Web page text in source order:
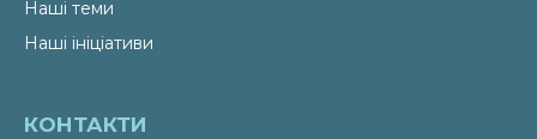
Наші теми
Наші ініціативи
КОНТАКТИ